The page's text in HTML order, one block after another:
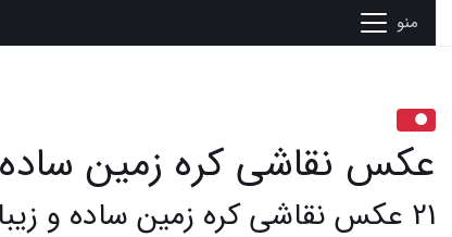
منو
عکس نقاشی کره زمین ساده
21 عکس نقاشی کره زمین ساده و زیبا که شما را شگفت‌زده می‌کند